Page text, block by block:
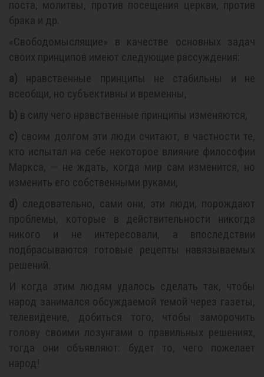
поста, молитвы, против посещения церкви, против
брака и др.
«Свободомыслящие» в качестве основных задач
своих принципов имеют следующие рассуждения:
a) нравственные принципы не стабильны и не
всеобщи, но субъективны и временны,
b) в силу чего нравственные принципы изменяются,
c) своим долгом эти люди считают, в частности те,
кто испытал на себе некоторое влияние философии
Маркса, — не ждать, когда мир сам изменится, но
изменить его собственными руками,
d) следовательно, сами они, эти люди, порождают
проблемы, которые в действительности никогда
никого и не интересовали, а впоследствии
подбрасываются готовые рецепты навязываемых
решений.
И когда этим людям удалось сделать так, чтобы
народ занимался обсуждаемой темой через газеты,
телевидение, добиться того, чтобы заморочить
голову своими лозунгами о правильных решениях,
тогда они объявляют: будет то, чего пожелает
народ!